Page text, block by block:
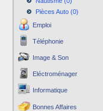
Pièces Auto (0)
Emploi
Téléphonie
Image & Son
Eléctroménager
Informatique
Bonnes Affaires